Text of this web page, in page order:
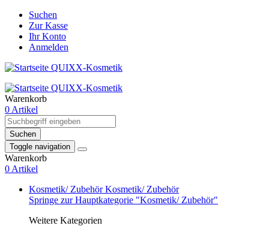
Suchen
Zur Kasse
Ihr Konto
Anmelden
Warenkorb
0 Artikel
Suchen
Toggle navigation
Warenkorb
0 Artikel
Kosmetik/ ZubehörKosmetik/ Zubehör
Springe zur Hauptkategorie "Kosmetik/ Zubehör"
Weitere Kategorien